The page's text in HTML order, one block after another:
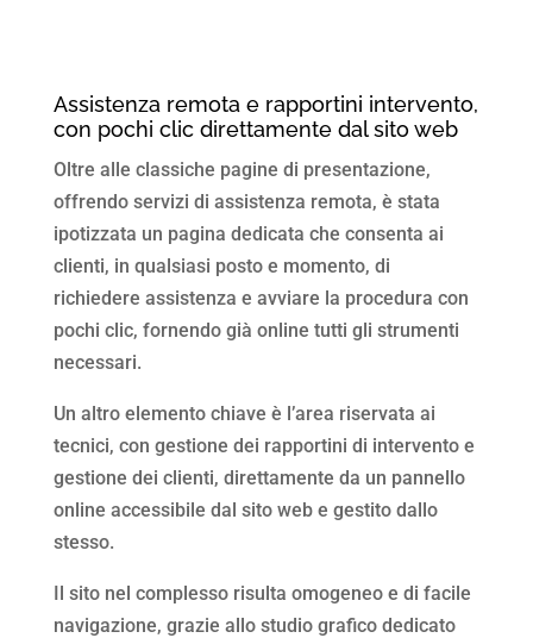
Assistenza remota e rapportini intervento,
con pochi clic direttamente dal sito web
Oltre alle classiche pagine di presentazione,
offrendo servizi di assistenza remota, è stata
ipotizzata un pagina dedicata che consenta ai
clienti, in qualsiasi posto e momento, di
richiedere assistenza e avviare la procedura con
pochi clic, fornendo già online tutti gli strumenti
necessari.
Un altro elemento chiave è l’area riservata ai
tecnici, con gestione dei rapportini di intervento e
gestione dei clienti, direttamente da un pannello
online accessibile dal sito web e gestito dallo
stesso.
Il sito nel complesso risulta omogeneo e di facile
navigazione, grazie allo studio grafico dedicato